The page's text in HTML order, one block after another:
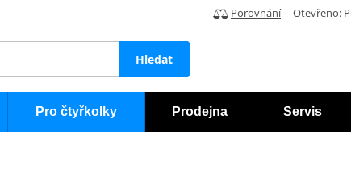
Porovnání Otevřeno:
Hledat
Pro čtyřkolky Prodejna Servis